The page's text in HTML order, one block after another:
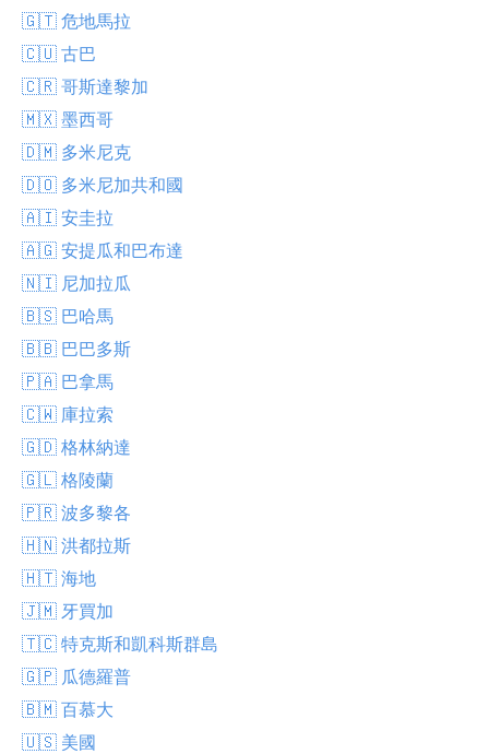
🇬🇹 危地馬拉
🇨🇺 古巴
🇨🇷 哥斯達黎加
🇲🇽 墨西哥
🇩🇲 多米尼克
🇩🇴 多米尼加共和國
🇦🇮 安圭拉
🇦🇬 安提瓜和巴布達
🇳🇮 尼加拉瓜
🇧🇸 巴哈馬
🇧🇧 巴巴多斯
🇵🇦 巴拿馬
🇨🇼 庫拉索
🇬🇩 格林納達
🇬🇱 格陵蘭
🇵🇷 波多黎各
🇭🇳 洪都拉斯
🇭🇹 海地
🇯🇲 牙買加
🇹🇨 特克斯和凱科斯群島
🇬🇵 瓜德羅普
🇧🇲 百慕大
🇺🇸 美國